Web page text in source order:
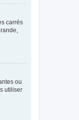
carrés
ou
utiliser